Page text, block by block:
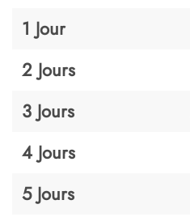
1 Jour
2 Jours
3 Jours
4 Jours
5 Jours